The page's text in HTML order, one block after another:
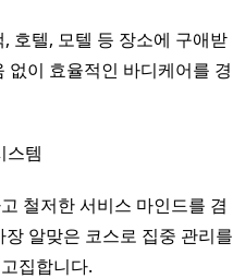
호텔, 모텔 등 장소에 구애받
이 효율적인 바디케어를 경
스템
철저한 서비스 마인드를 겸
알맞은 코스로 집중 관리를
집합니다.